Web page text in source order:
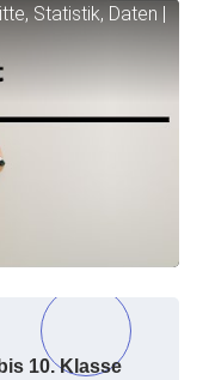
Statistik, Daten |
10. Klasse